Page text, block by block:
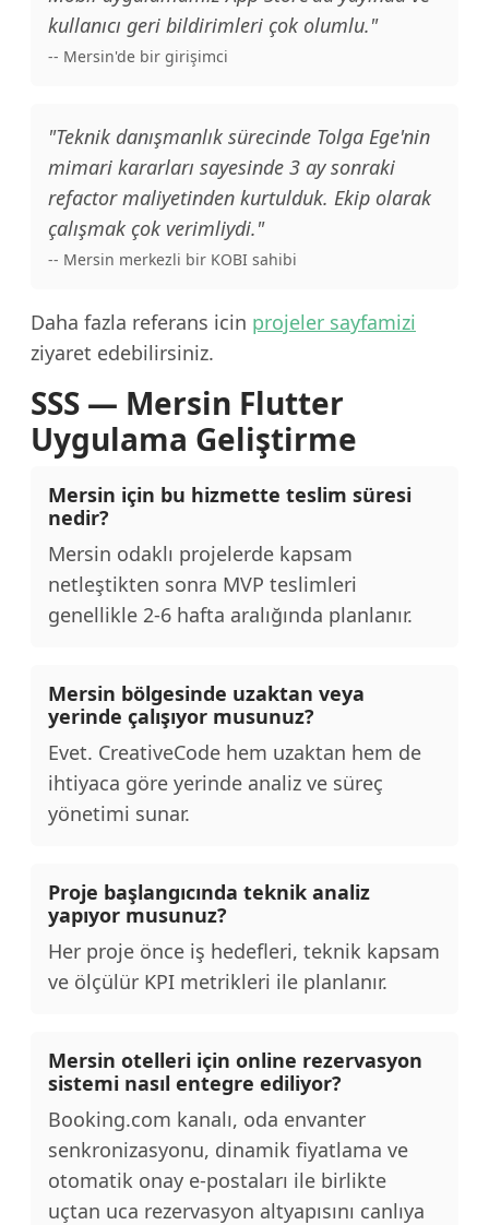
kullanıcı geri bildirimleri çok olumlu."
-- Mersin'de bir girişimci
"Teknik danışmanlık sürecinde Tolga Ege'nin
mimari kararları sayesinde 3 ay sonraki
refactor maliyetinden kurtulduk. Ekip olarak
çalışmak çok verimliydi."
-- Mersin merkezli bir KOBI sahibi
Daha fazla referans icin projeler sayfamizi
ziyaret edebilirsiniz.
SSS — Mersin Flutter
Uygulama Geliştirme
Mersin için bu hizmette teslim süresi
nedir?
Mersin odaklı projelerde kapsam
netleştikten sonra MVP teslimleri
genellikle 2-6 hafta aralığında planlanır.
Mersin bölgesinde uzaktan veya
yerinde çalışıyor musunuz?
Evet. CreativeCode hem uzaktan hem de
ihtiyaca göre yerinde analiz ve süreç
yönetimi sunar.
Proje başlangıcında teknik analiz
yapıyor musunuz?
Her proje önce iş hedefleri, teknik kapsam
ve ölçülür KPI metrikleri ile planlanır.
Mersin otelleri için online rezervasyon
sistemi nasıl entegre ediliyor?
Booking.com kanalı, oda envanter
senkronizasyonu, dinamik fiyatlama ve
otomatik onay e-postaları ile birlikte
uçtan uca rezervasyon altyapısını canlıya